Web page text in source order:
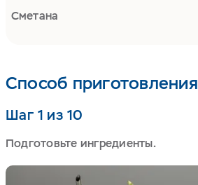
Способ приготовления
Шаг 1 из 10
Подготовьте ингредиенты.
Сметана